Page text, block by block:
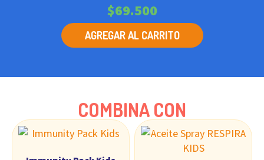
$69.500
AGREGAR AL CARRITO
COMBINA CON